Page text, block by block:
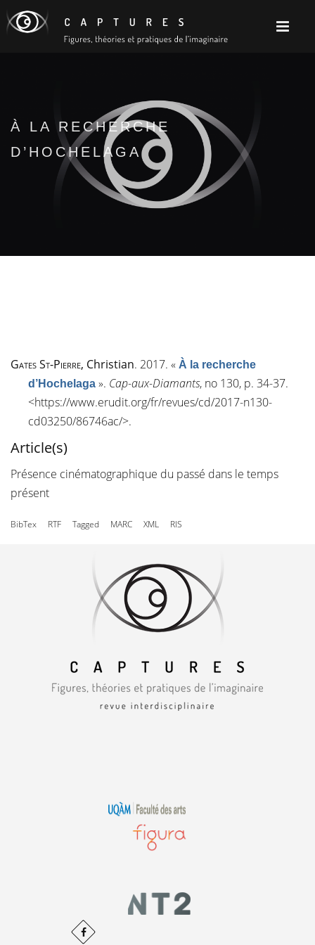
À LA RECHERCHE
D’HOCHELAGA
Gates St-Pierre, Christian. 2017. « À la recherche
d’Hochelaga ». Cap-aux-Diamants, no 130, p. 34-37.
<https://www.erudit.org/fr/revues/cd/2017-n130-
cd03250/86746ac/>.
Article(s)
Présence cinématographique du passé dans le temps
présent
BibTex RTF Tagged MARC XML RIS